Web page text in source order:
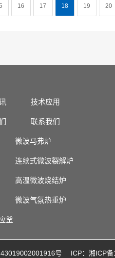
16 17 18 19 20
技术应用
联系我们
微波马弗炉
连续式微波裂解炉
高温微波烧结炉
微波气氛热重炉
釜
号 ICP：湘ICP